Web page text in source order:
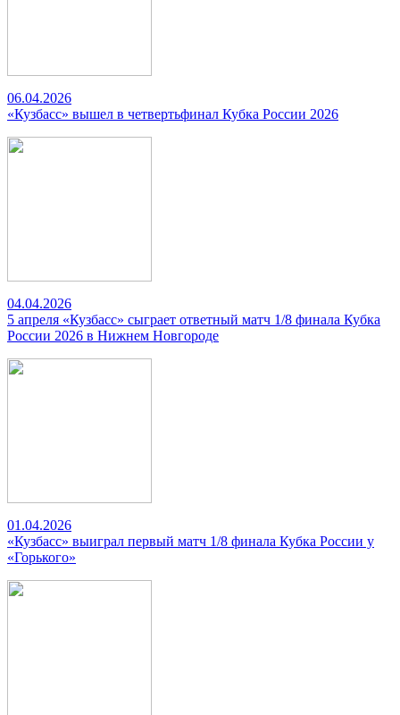
06.04.2026
«Кузбасс» вышел в четвертьфинал Кубка России 2026
04.04.2026
5 апреля «Кузбасс» сыграет ответный матч 1/8 финала Кубка
России 2026 в Нижнем Новгороде
01.04.2026
«Кузбасс» выиграл первый матч 1/8 финала Кубка России у
«Горького»